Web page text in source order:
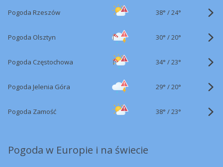
Pogoda Rzeszów 38° /24°
Pogoda Olsztyn 30° /20°
Pogoda Częstochowa 34° /23°
Pogoda Jelenia Góra 29° /20°
Pogoda Zamość 38° /23°
Pogoda w Europie i na świecie